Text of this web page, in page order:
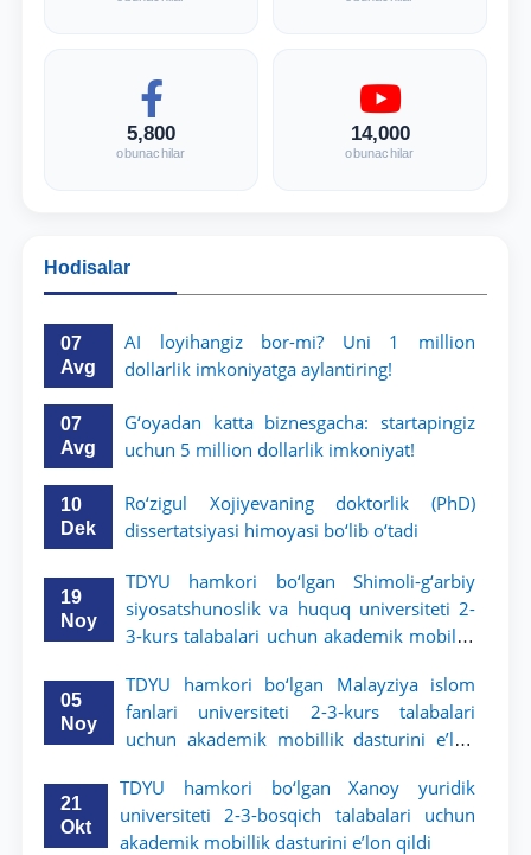
5,800
obunachilar
14,000
obunachilar
Hodisalar
07
Avg
AI loyihangiz bor-mi? Uni 1 million
dollarlik imkoniyatga aylantiring!
07
Avg
G‘oyadan katta biznesgacha: startapingiz
uchun 5 million dollarlik imkoniyat!
10
Dek
Ro‘zigul Xojiyevaning doktorlik (PhD)
dissertatsiyasi himoyasi bo‘lib o‘tadi
19
Noy
TDYU hamkori bo‘lgan Shimoli-g‘arbiy
siyosatshunoslik va huquq universiteti 2-
3-kurs talabalari uchun akademik mobillik
05
Noy
TDYU hamkori bo‘lgan Malayziya islom
fanlari universiteti 2-3-kurs talabalari
uchun akademik mobillik dasturini e’lon
21
Okt
TDYU hamkori bo‘lgan Xanoy yuridik
universiteti 2-3-bosqich talabalari uchun
akademik mobillik dasturini e’lon qildi